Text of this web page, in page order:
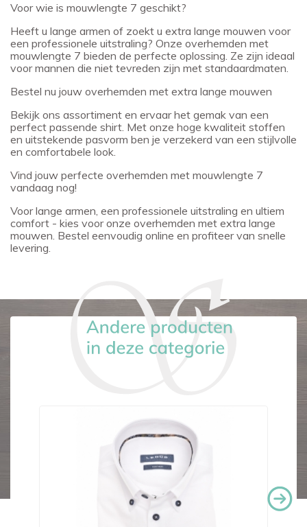
Voor wie is mouwlengte 7 geschikt?
Heeft u lange armen of zoekt u extra lange mouwen voor
een professionele uitstraling? Onze overhemden met
mouwlengte 7 bieden de perfecte oplossing. Ze zijn ideaal
voor mannen die niet tevreden zijn met standaardmaten.
Bestel nu jouw overhemden met extra lange mouwen
Bekijk ons assortiment en ervaar het gemak van een
perfect passende shirt. Met onze hoge kwaliteit stoffen
en uitstekende pasvorm ben je verzekerd van een stijlvolle
en comfortabele look.
Vind jouw perfecte overhemden met mouwlengte 7
vandaag nog!
Voor lange armen, een professionele uitstraling en ultiem
comfort - kies voor onze overhemden met extra lange
mouwen. Bestel eenvoudig online en profiteer van snelle
levering.